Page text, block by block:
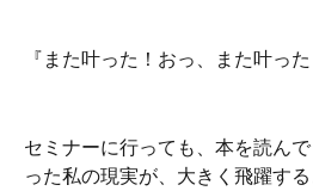
『また叶った！おっ、また叶っ
セミナーに行っても、本を読ん
った私の現実が、大きく飛躍す